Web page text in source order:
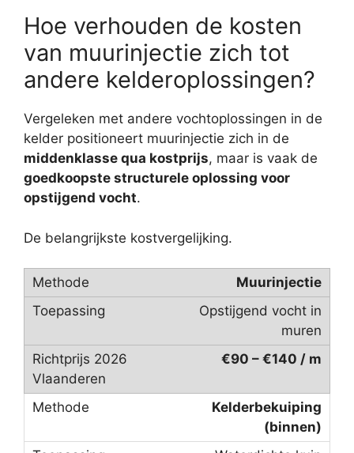
Hoe verhouden de kosten
van muurinjectie zich tot
andere kelderoplossingen?
Vergeleken met andere vochtoplossingen in de
kelder positioneert muurinjectie zich in de
middenklasse qua kostprijs, maar is vaak de
goedkoopste structurele oplossing voor
opstijgend vocht.
De belangrijkste kostvergelijking.
Muurinjectie
Opstijgend vocht in
muren
€90 – €140 / m
Kelderbekuiping
(binnen)